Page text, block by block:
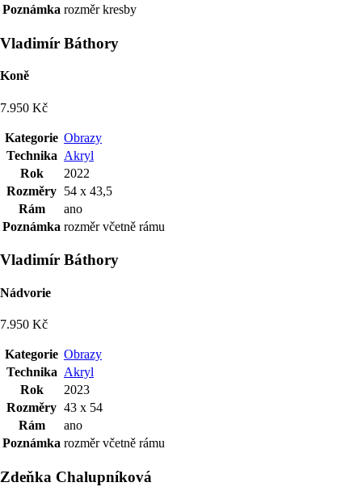
Poznámka rozměr kresby
Vladimír Báthory
Koně
7.950 Kč
Kategorie Obrazy
Technika Akryl
Rok
2022
Rozměry 54 x 43,5
Rám
ano
Poznámka rozměr včetně rámu
Vladimír Báthory
Nádvorie
7.950 Kč
Kategorie Obrazy
Technika Akryl
Rok
2023
Rozměry 43 x 54
Rám
ano
Poznámka rozměr včetně rámu
Zdeňka Chalupníková